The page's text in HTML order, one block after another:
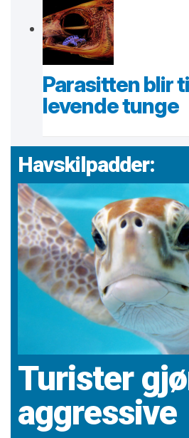
Parasitten blir
levende tunge
Havskilpadder:
Turister
aggressive